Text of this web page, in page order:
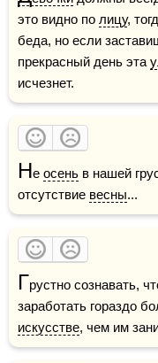
это видно по лицу,
беда, но если
прекрасный день эта
исчезнет.
Не осень в нашей
отсутствие весны...
Грустно сознавать,
искусстве, чем им